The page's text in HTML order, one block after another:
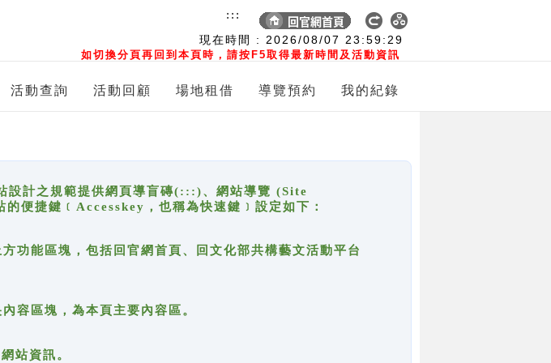
現在時間 : 2026/08/07 23:59:29
如切換分頁再回到本頁時，請按F5取得最新時間及活動資訊
:::
活動查詢 活動回顧 場地租借 導覽預約 我的紀錄
設計之規範提供網頁導盲磚(:::)、網站導覽 (Site
便捷鍵﹝Accesskey，也稱為快速鍵﹞設定如下：
區塊，包括回官網首頁、回文化部共構藝文活動平台
區塊，為本頁主要內容區。
站資訊。